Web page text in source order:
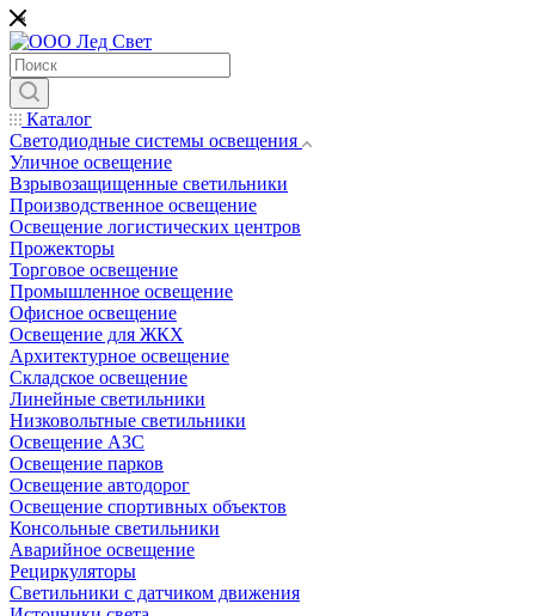
Каталог
Светодиодные системы освещения
Уличное освещение
Взрывозащищенные светильники
Производственное освещение
Освещение логистических центров
Прожекторы
Торговое освещение
Промышленное освещение
Офисное освещение
Освещение для ЖКХ
Архитектурное освещение
Складское освещение
Линейные светильники
Низковольтные светильники
Освещение АЗС
Освещение парков
Освещение автодорог
Освещение спортивных объектов
Консольные светильники
Аварийное освещение
Рециркуляторы
Светильники с датчиком движения
*